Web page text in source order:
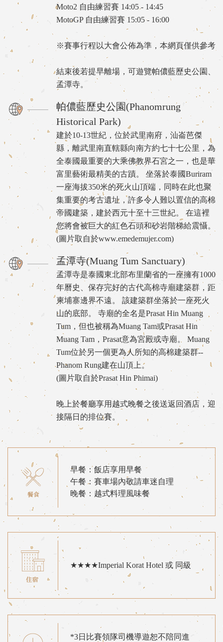
Moto2 自由練習賽 14:05 - 14:45
MotoGP 自由練習賽 15:05 - 16:00
※賽事行程以大會公佈為準，本網頁僅供參考
結束後若提早離場，可遊覽帕儂藍歷史公園、
孟潭寺。
帕儂藍歷史公園(Phanomrung
Historical Park)
建於10-13世紀，位於武里南府，汕崙芭傑
縣，離武里南直轄縣向南方約七十七公里，為
全泰國最重要的大乘佛教界石宮之一，也是華
富里藝術最精美的古蹟。 坐落於泰國Buriram
一座海拔350米的死火山頂端，同時在此也聚
集重要的考古遺址，許多令人難以置信的高棉
帝國建築，建於西元十至十三世紀。 在這裡
您將會被巨大的紅色石頭和砂岩階梯給震懾。
(圖片取自於www.emedemujer.com)
孟潭寺(Muang Tum Sanctuary)
孟潭寺是泰國東北部布里蘭省的一座擁有1000
年曆史、保存完好的古代高棉寺廟建築群，距
柬埔寨邊界不遠。 該建築群坐落於一座死火
山的底部。 寺廟的全名是Prasat Hin Muang
Tum，但也被稱為Muang Tam或Prasat Hin
Muang Tam，Prasat意為宮殿或寺廟。 Muang
Tum位於另一個更為人所知的高棉建築群--
Phanom Rung建在山頂上。
(圖片取自於Prasat Hin Phimai)
晚上於餐廳享用越式晚餐之後送返回酒店，迎
接隔日的排位賽。
早餐：飯店享用早餐
午餐：賽車場內敬請車迷自理
晚餐：越式料理風味餐
★★★★Imperial Korat Hotel 或 同級
*3日比賽領隊司機導遊恕不陪同進